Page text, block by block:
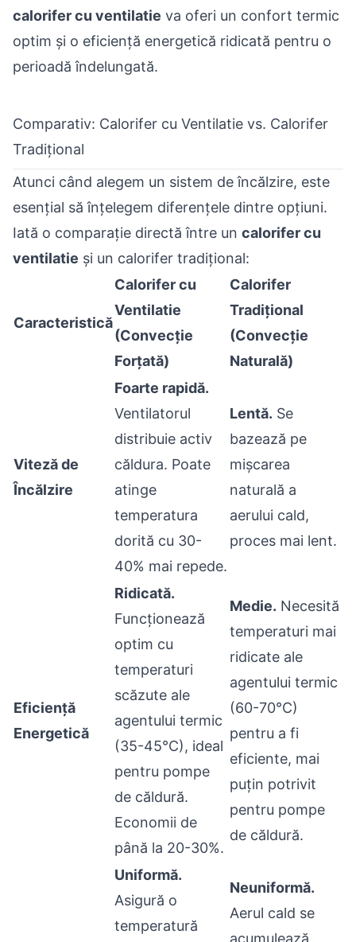
calorifer cu ventilatie va oferi un confort termic
optim și o eficiență energetică ridicată pentru o
perioadă îndelungată.
Comparativ: Calorifer cu Ventilatie vs. Calorifer
Tradițional
Atunci când alegem un sistem de încălzire, este
esențial să înțelegem diferențele dintre opțiuni.
Iată o comparație directă între un calorifer cu
ventilatie și un calorifer tradițional:
Caracteristică
Calorifer cu
Ventilatie
(Convecție
Forțată)
Calorifer
Tradițional
(Convecție
Naturală)
Viteză de
Încălzire
Foarte rapidă.
Ventilatorul
distribuie activ
căldura. Poate
atinge
temperatura
dorită cu 30-
40% mai repede.
Lentă. Se
bazează pe
mișcarea
naturală a
aerului cald,
proces mai lent.
Eficiență
Energetică
Ridicată.
Funcționează
optim cu
temperaturi
scăzute ale
agentului termic
(35-45°C), ideal
pentru pompe
de căldură.
Economii de
până la 20-30%.
Medie. Necesită
temperaturi mai
ridicate ale
agentului termic
(60-70°C)
pentru a fi
eficiente, mai
puțin potrivit
pentru pompe
de căldură.
Uniformă.
Asigură o
temperatură
Neuniformă.
Aerul cald se
acumulează